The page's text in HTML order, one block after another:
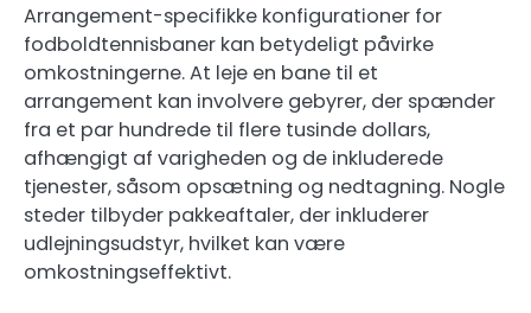
Arrangement-specifikke konfigurationer for
fodboldtennisbaner kan betydeligt påvirke
omkostningerne. At leje en bane til et
arrangement kan involvere gebyrer, der spænder
fra et par hundrede til flere tusinde dollars,
afhængigt af varigheden og de inkluderede
tjenester, såsom opsætning og nedtagning. Nogle
steder tilbyder pakkeaftaler, der inkluderer
udlejningsudstyr, hvilket kan være
omkostningseffektivt.